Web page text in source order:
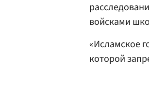
войсками
«Исламское
которой